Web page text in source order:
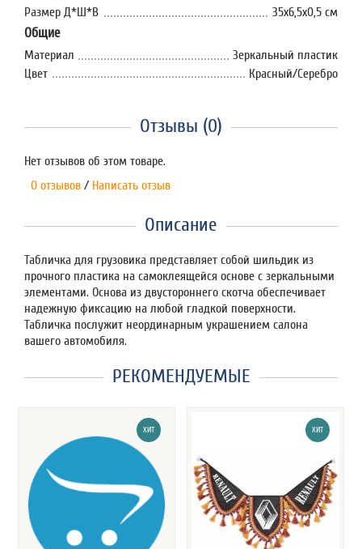
Размер Д*Ш*В 35х6,5х0,5 см
Общие
Материал
Зеркальный пластик
Цвет
Красный/Серебро
Отзывы (0)
Нет отзывов об этом товаре.
0 отзывов / Написать отзыв
Описание
Табличка для грузовика представляет собой шильдик из
прочного пластика на самоклеящейся основе с зеркальными
элементами. Основа из двустороннего скотча обеспечивает
надежную фиксацию на любой гладкой поверхности.
Табличка послужит неординарным украшением салона
вашего автомобиля.
РЕКОМЕНДУЕМЫЕ
ХИТ ХИТ